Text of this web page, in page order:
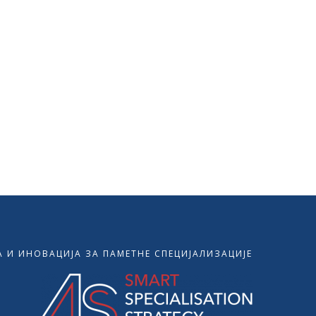
И ИНОВАЦИЈА ЗА ПАМЕТНЕ СПЕЦИЈАЛИЗАЦИЈЕ